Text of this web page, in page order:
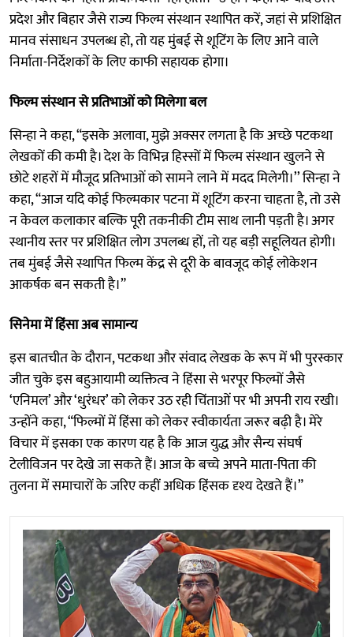
प्रदेश और बिहार जैसे राज्य फिल्म संस्थान स्थापित करें, जहां से प्रशिक्षित
मानव संसाधन उपलब्ध हो, तो यह मुंबई से शूटिंग के लिए आने वाले
निर्माता-निर्देशकों के लिए काफी सहायक होगा।
फिल्म संस्थान से प्रतिभाओं को मिलेगा बल
सिन्हा ने कहा, “इसके अलावा, मुझे अक्सर लगता है कि अच्छे पटकथा
लेखकों की कमी है। देश के विभिन्न हिस्सों में फिल्म संस्थान खुलने से
छोटे शहरों में मौजूद प्रतिभाओं को सामने लाने में मदद मिलेगी।’’ सिन्हा ने
कहा, “आज यदि कोई फिल्मकार पटना में शूटिंग करना चाहता है, तो उसे
न केवल कलाकार बल्कि पूरी तकनीकी टीम साथ लानी पड़ती है। अगर
स्थानीय स्तर पर प्रशिक्षित लोग उपलब्ध हों, तो यह बड़ी सहूलियत होगी।
तब मुंबई जैसे स्थापित फिल्म केंद्र से दूरी के बावजूद कोई लोकेशन
आकर्षक बन सकती है।”
सिनेमा में हिंसा अब सामान्य
इस बातचीत के दौरान, पटकथा और संवाद लेखक के रूप में भी पुरस्कार
जीत चुके इस बहुआयामी व्यक्तित्व ने हिंसा से भरपूर फिल्मों जैसे
‘एनिमल’ और ‘धुरंधर’ को लेकर उठ रही चिंताओं पर भी अपनी राय रखी।
उन्होंने कहा, “फिल्मों में हिंसा को लेकर स्वीकार्यता जरूर बढ़ी है। मेरे
विचार में इसका एक कारण यह है कि आज युद्ध और सैन्य संघर्ष
टेलीविजन पर देखे जा सकते हैं। आज के बच्चे अपने माता-पिता की
तुलना में समाचारों के जरिए कहीं अधिक हिंसक दृश्य देखते हैं।”